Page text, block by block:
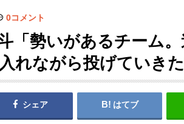
0コメント
「勢いがあるチーム
れながら投げていきた
シェア はてブ